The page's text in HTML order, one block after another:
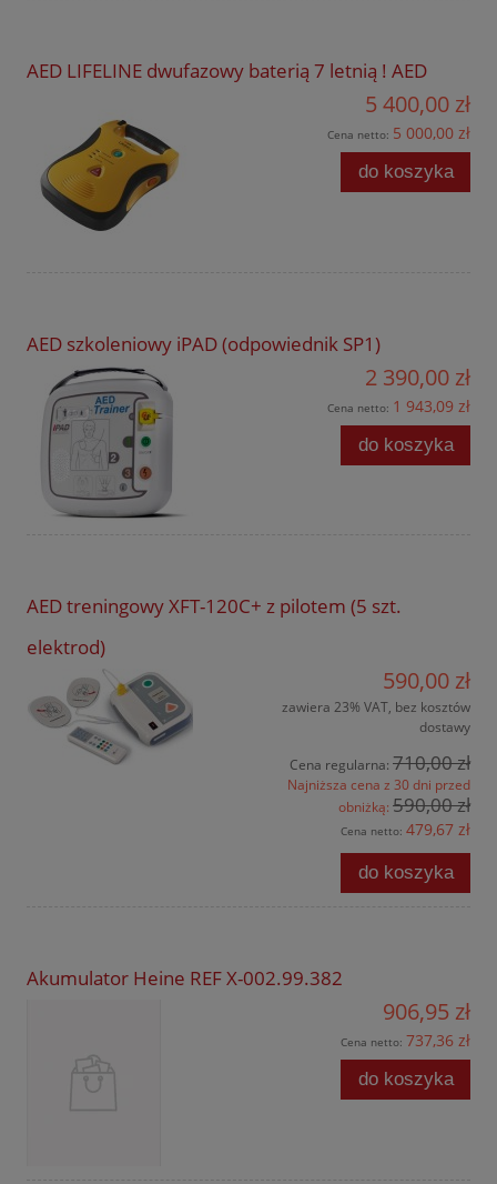
AED LIFELINE dwufazowy baterią 7 letnią ! AED
5 400,00 zł
Cena netto: 5 000,00 zł
do koszyka
AED szkoleniowy iPAD (odpowiednik SP1)
2 390,00 zł
Cena netto: 1 943,09 zł
do koszyka
AED treningowy XFT-120C+ z pilotem (5 szt.
elektrod)
590,00 zł
zawiera 23% VAT, bez kosztów
dostawy
Cena regularna: 710,00 zł
Najniższa cena z 30 dni przed
obniżką: 590,00 zł
Cena netto: 479,67 zł
do koszyka
Akumulator Heine REF X-002.99.382
906,95 zł
Cena netto: 737,36 zł
do koszyka